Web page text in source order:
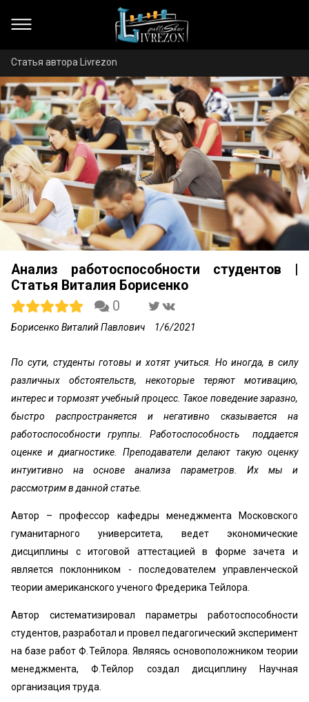
Статья автора Livrezon
Анализ работоспособности студентов |
Статья Виталия Борисенко
0
Борисенко Виталий Павлович 1/6/2021
По сути, студенты готовы и хотят учиться. Но иногда, в силу
различных обстоятельств, некоторые теряют мотивацию,
интерес и тормозят учебный процесс. Такое поведение заразно,
быстро распространяется и негативно сказывается на
работоспособности группы. Работоспособность поддается
оценке и диагностике. Преподаватели делают такую оценку
интуитивно на основе анализа параметров. Их мы и
рассмотрим в данной статье.
Автор – профессор кафедры менеджмента Московского
гуманитарного университета, ведет экономические
дисциплины с итоговой аттестацией в форме зачета и
является поклонником - последователем управленческой
теории американского ученого Фредерика Тейлора.
Автор систематизировал параметры работоспособности
студентов, разработал и провел педагогический эксперимент
на базе работ Ф.Тейлора. Являясь основоположником теории
менеджмента, Ф.Тейлор создал дисциплину Научная
организация труда.